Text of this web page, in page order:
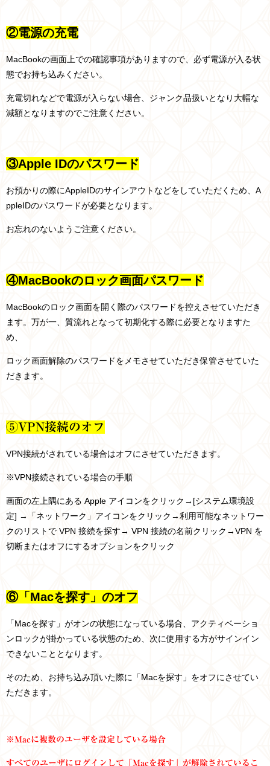
②電源の充電
MacBookの画面上での確認事項がありますので、必ず電源が入る状
態でお持ち込みください。
充電切れなどで電源が入らない場合、ジャンク品扱いとなり大幅な
減額となりますのでご注意ください。
③Apple IDのパスワード
お預かりの際にAppleIDのサインアウトなどをしていただくため、A
ppleIDのパスワードが必要となります。
お忘れのないようご注意ください。
④MacBookのロック画面パスワード
MacBookのロック画面を開く際のパスワードを控えさせていただき
ます。万が一、質流れとなって初期化する際に必要となりますた
め、
ロック画面解除のパスワードをメモさせていただき保管させていた
だきます。
⑤VPN接続のオフ
VPN接続がされている場合はオフにさせていただきます。
※VPN接続されている場合の手順
画面の左上隅にある Apple アイコンをクリック→[システム環境設
定] →「ネットワーク」アイコンをクリック→利用可能なネットワー
クのリストで VPN 接続を探す→ VPN 接続の名前クリック→VPN を
切断またはオフにするオプションをクリック
⑥「Macを探す」のオフ
「Macを探す」がオンの状態になっている場合、アクティベーショ
ンロックが掛かっている状態のため、次に使用する方がサインイン
できないこととなります。
そのため、お持ち込み頂いた際に「Macを探す」をオフにさせてい
ただきます。
※Macに複数のユーザを設定している場合
すべてのユーザにログインして「Macを探す」が解除されているこ